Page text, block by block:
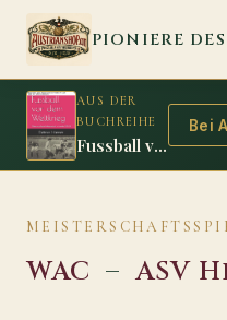
Zum Inhalt springen
PIONIERE
AUS DER
BUCHREIHE
Fussball vor dem Weltkrieg
Bei
WAC –ASV